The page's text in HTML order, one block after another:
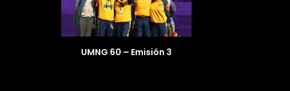
UMNG 60 – Emisión 3